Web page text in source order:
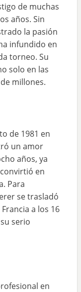
de muchas
años. Sin
la pasión
infundido en
torneo. Su
solo en las
millones.
de 1981 en
un amor
años, ya
en
Para
se trasladó
a los 16
serio
en